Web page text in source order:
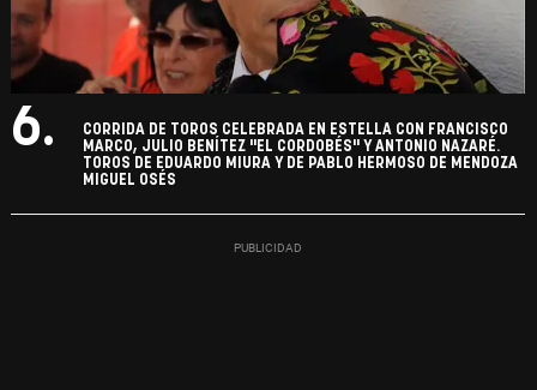
6.
CORRIDA DE TOROS CELEBRADA EN ESTELLA CON FRANCISCO
MARCO, JULIO BENÍTEZ "EL CORDOBÉS" Y ANTONIO NAZARÉ.
TOROS DE EDUARDO MIURA Y DE PABLO HERMOSO DE MENDOZA
MIGUEL OSÉS